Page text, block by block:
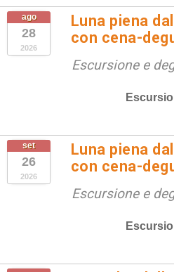
ago
28
2026
Luna piena
con cena-
Escursione e
set
26
2026
Luna piena
con cena-
Escursione e